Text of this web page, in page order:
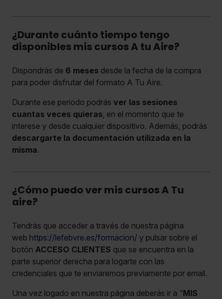
¿Durante cuánto tiempo tengo
disponibles mis cursos A tu Aire?
Dispondrás de 6 meses desde la fecha de la compra
para poder disfrutar del formato A Tu Aire.
Durante ese periodo podrás ver las sesiones
cuantas veces quieras , en el momento que te
interese y desde cualquier dispositivo. Además, podrás
descargarte la documentación utilizada en la
misma.
¿Cómo puedo ver mis cursos A Tu
aire?
Tendrás que acceder a través de nuestra página
web https://lefebvre.es/formacion/ y pulsar sobre el
botón ACCESO CLIENTES que se encuentra en la
parte superior derecha para logarte con las
credenciales que te enviaremos previamente por email.
Una vez logado en nuestra página deberás ir a “MIS